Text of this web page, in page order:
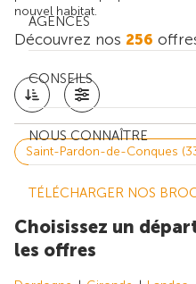
AGENCES
CONSEILS
NOUS CONNAÎTRE
TÉLÉCHARGER NOS
nouvel habitat.
Découvrez nos 256
Saint-Pardon-de-Conques
Choisissez un
les offres